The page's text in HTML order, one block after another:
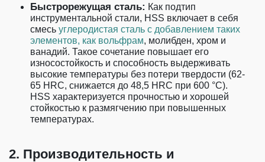
Быстрорежущая сталь: Как подтип
инструментальной стали, HSS включает в себя
смесь углеродистая сталь с добавлением таких
элементов, как вольфрам, молибден, хром и
ванадий. Такое сочетание повышает его
износостойкость и способность выдерживать
высокие температуры без потери твердости (62-
65 HRC, снижается до 48,5 HRC при 600 °C).
HSS характеризуется прочностью и хорошей
стойкостью к размягчению при повышенных
температурах.
2. Производительность и